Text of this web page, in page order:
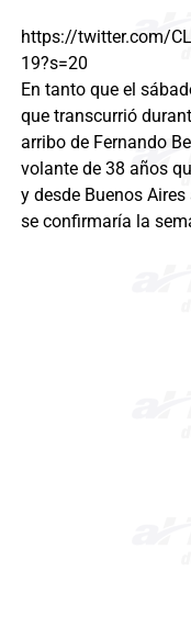
https://twitter.com/
19?s=20
En tanto que el
que transcurrió
arribo de Fernando
volante de 38 años
y desde Buenos
se confirmaría la